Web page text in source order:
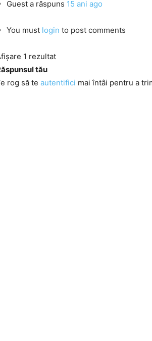
Guest a răspuns 15 ani ago
You must login to post comments
1 rezultat
tău
rog să te autentifici mai întâi pentru a